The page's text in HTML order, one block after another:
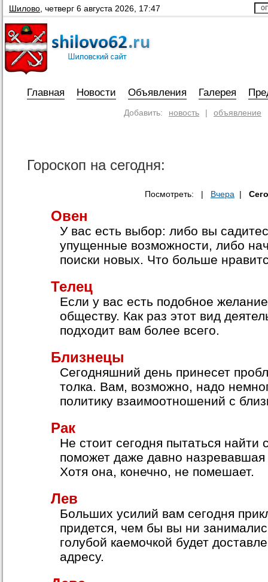
Шилово четверг 6 августа 2026, 17:47
Главная Новости Объявления Галерея
Добавить: новость | объявление
Гороскоп на сегодня:
Посмотреть: | Вчера |
Овен
У вас есть выбор: либо вы
упущенные возможности, либо
поиски новых. Что больше
Телец
Если у вас есть подобное
обществу. Как раз этот вид
подходит вам более всего.
Близнецы
Сегодняшний день принесет
толка. Вам, возможно, надо
политику взаимоотношений с
Рак
Не стоит сегодня пытаться найти
поможет даже давно назревавшая
Хотя она, конечно, не помешает.
Лев
Больших усилий вам сегодня
придется, чем бы вы ни
голубой каемочкой будет
адресу.